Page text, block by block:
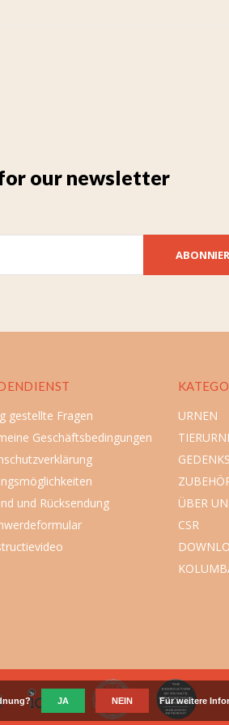
our newsletter
gestellte Fragen
Geschäftsbedingungen
und Rücksendung
URNEN
ÜBER
CSR
JA NEIN Für weitere